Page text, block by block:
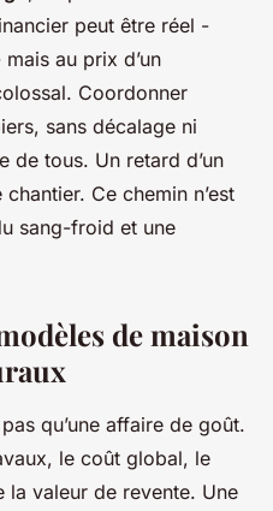
peut être réel -
au prix d’un
Coordonner
sans décalage ni
de tous. Un retard d’un
Ce chemin n’est
sang-froid et une
de maison
qu’une affaire de goût.
le coût global, le
valeur de revente. Une